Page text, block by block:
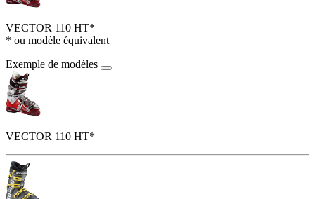
VECTOR 110 HT*
* ou modèle équivalent
Exemple de modèles
VECTOR 110 HT*